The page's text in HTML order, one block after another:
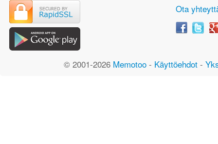
Ota
© 2001-2026 Memotoo - Käyttöehdot -